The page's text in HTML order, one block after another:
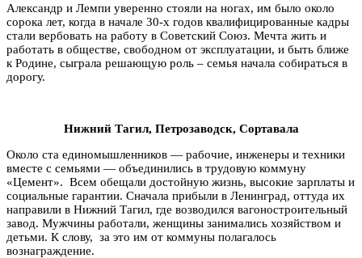
Александр и Лемпи уверенно стояли на ногах, им было около
сорока лет, когда в начале 30-х годов квалифицированные кадры
стали вербовать на работу в Советский Союз. Мечта жить и
работать в обществе, свободном от эксплуатации, и быть ближе
к Родине, сыграла решающую роль – семья начала собираться в
дорогу.
Нижний Тагил, Петрозаводск, Сортавала
Около ста единомышленников — рабочие, инженеры и техники
вместе с семьями — объединились в трудовую коммуну
«Цемент». Всем обещали достойную жизнь, высокие зарплаты и
социальные гарантии. Сначала прибыли в Ленинград, оттуда их
направили в Нижний Тагил, где возводился вагоностроительный
завод. Мужчины работали, женщины занимались хозяйством и
детьми. К слову, за это им от коммуны полагалось
вознаграждение.